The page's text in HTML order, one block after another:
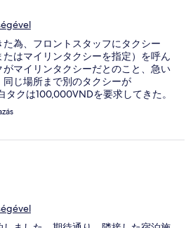
為、フロントスタッフにタクシー
たはマイリンタクシーを指定）を呼ん
マイリンタクシーだとのこと、急い
じ場所まで別のタクシーが
クは100,000VNDを要求してきた。
には要注意のホテルです。